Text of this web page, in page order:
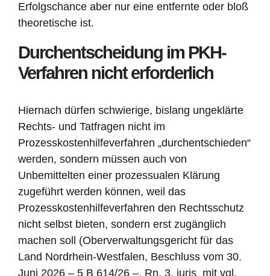
Erfolgschance aber nur eine entfernte oder bloß
theoretische ist.
Durchentscheidung im PKH-
Verfahren nicht erforderlich
Hiernach dürfen schwierige, bislang ungeklärte
Rechts- und Tatfragen nicht im
Prozesskostenhilfeverfahren „durchentschieden“
werden, sondern müssen auch von
Unbemittelten einer prozessualen Klärung
zugeführt werden können, weil das
Prozesskostenhilfeverfahren den Rechtsschutz
nicht selbst bieten, sondern erst zugänglich
machen soll (Oberverwaltungsgericht für das
Land Nordrhein-Westfalen, Beschluss vom 30.
Juni 2026 – 5 B 614/26 –, Rn. 3, juris mit vgl.